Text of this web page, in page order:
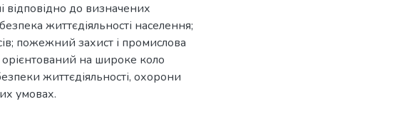
відповідно до визначених
життєдіяльності населення;
пожежний захист і промислова
на широке коло
життєдіяльності, охорони
умовах.